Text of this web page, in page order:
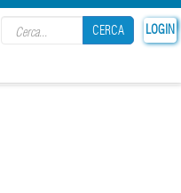
LOGIN
CERCA